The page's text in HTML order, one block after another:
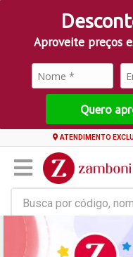
Aproveite preços
Quero
ATENDIMENTO